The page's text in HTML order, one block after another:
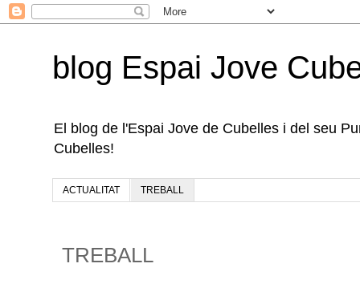
blog Espai Jove
El blog de l'Espai Jove de Cubelles i del seu
Cubelles!
ACTUALITAT TREBALL
TREBALL